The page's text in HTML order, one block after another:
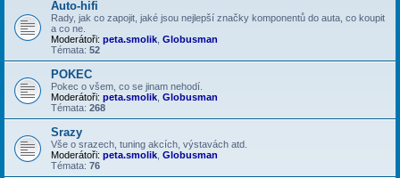
Auto-hifi
Rady, jak co zapojit, jaké jsou nejlepší značky komponentů do auta, co koupit
a co ne.
Moderátoři: peta.smolik, Globusman
Témata: 52
POKEC
Pokec o všem, co se jinam nehodí.
Moderátoři: peta.smolik, Globusman
Témata: 268
Srazy
Vše o srazech, tuning akcích, výstavách atd.
Moderátoři: peta.smolik, Globusman
Témata: 76